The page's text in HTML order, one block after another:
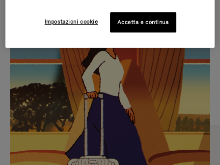
NON
È
IN
PAUSA,
PREMERE
PER
METTERLO
È
SILENZIATO,
PREMI
PER
ATTIVARE
LAUDIO
SELEZIONI REGALO CURATE
Trova la compagna perfetta
per ogni viaggio
Impostazioni cookie Accetta e continua